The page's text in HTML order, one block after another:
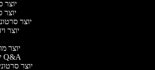
יוצר
יוצר
יוצר
יוצר
יוצר
יוצר סרטוני Q&A
יוצר